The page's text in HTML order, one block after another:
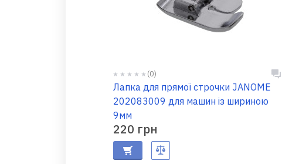
(0)
Лапка для прямої строчки JANOME
202083009 для машин із шириною
9мм
220 грн